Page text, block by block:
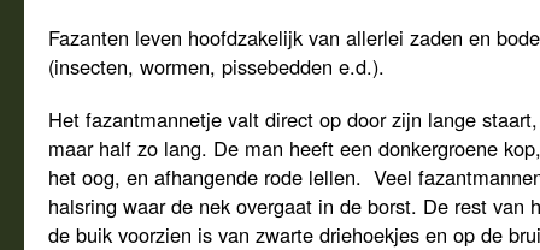
Fazanten leven hoofdzakelijk van allerlei zaden en
(insecten, wormen, pissebedden e.d.).
Het fazantmannetje valt direct op door zijn lange
maar half zo lang. De man heeft een donkergroene
het oog, en afhangende rode lellen. Veel
halsring waar de nek overgaat in de borst. De rest van
de buik voorzien is van zwarte driehoekjes en op de